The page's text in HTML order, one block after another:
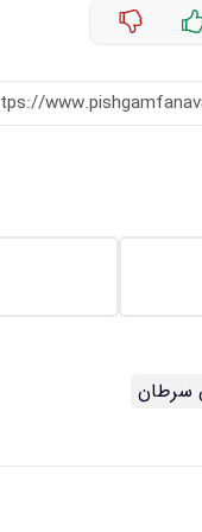
سرطان